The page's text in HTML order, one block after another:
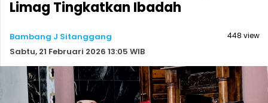
Limag Tingkatkan Ibadah
Bambang J Sitanggang
Sabtu, 21 Februari 2026 13:05 WIB
448 view